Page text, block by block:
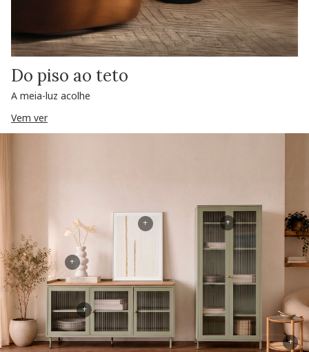
Do piso ao teto
A meia-luz acolhe
Vem ver
+
+
+
+
+